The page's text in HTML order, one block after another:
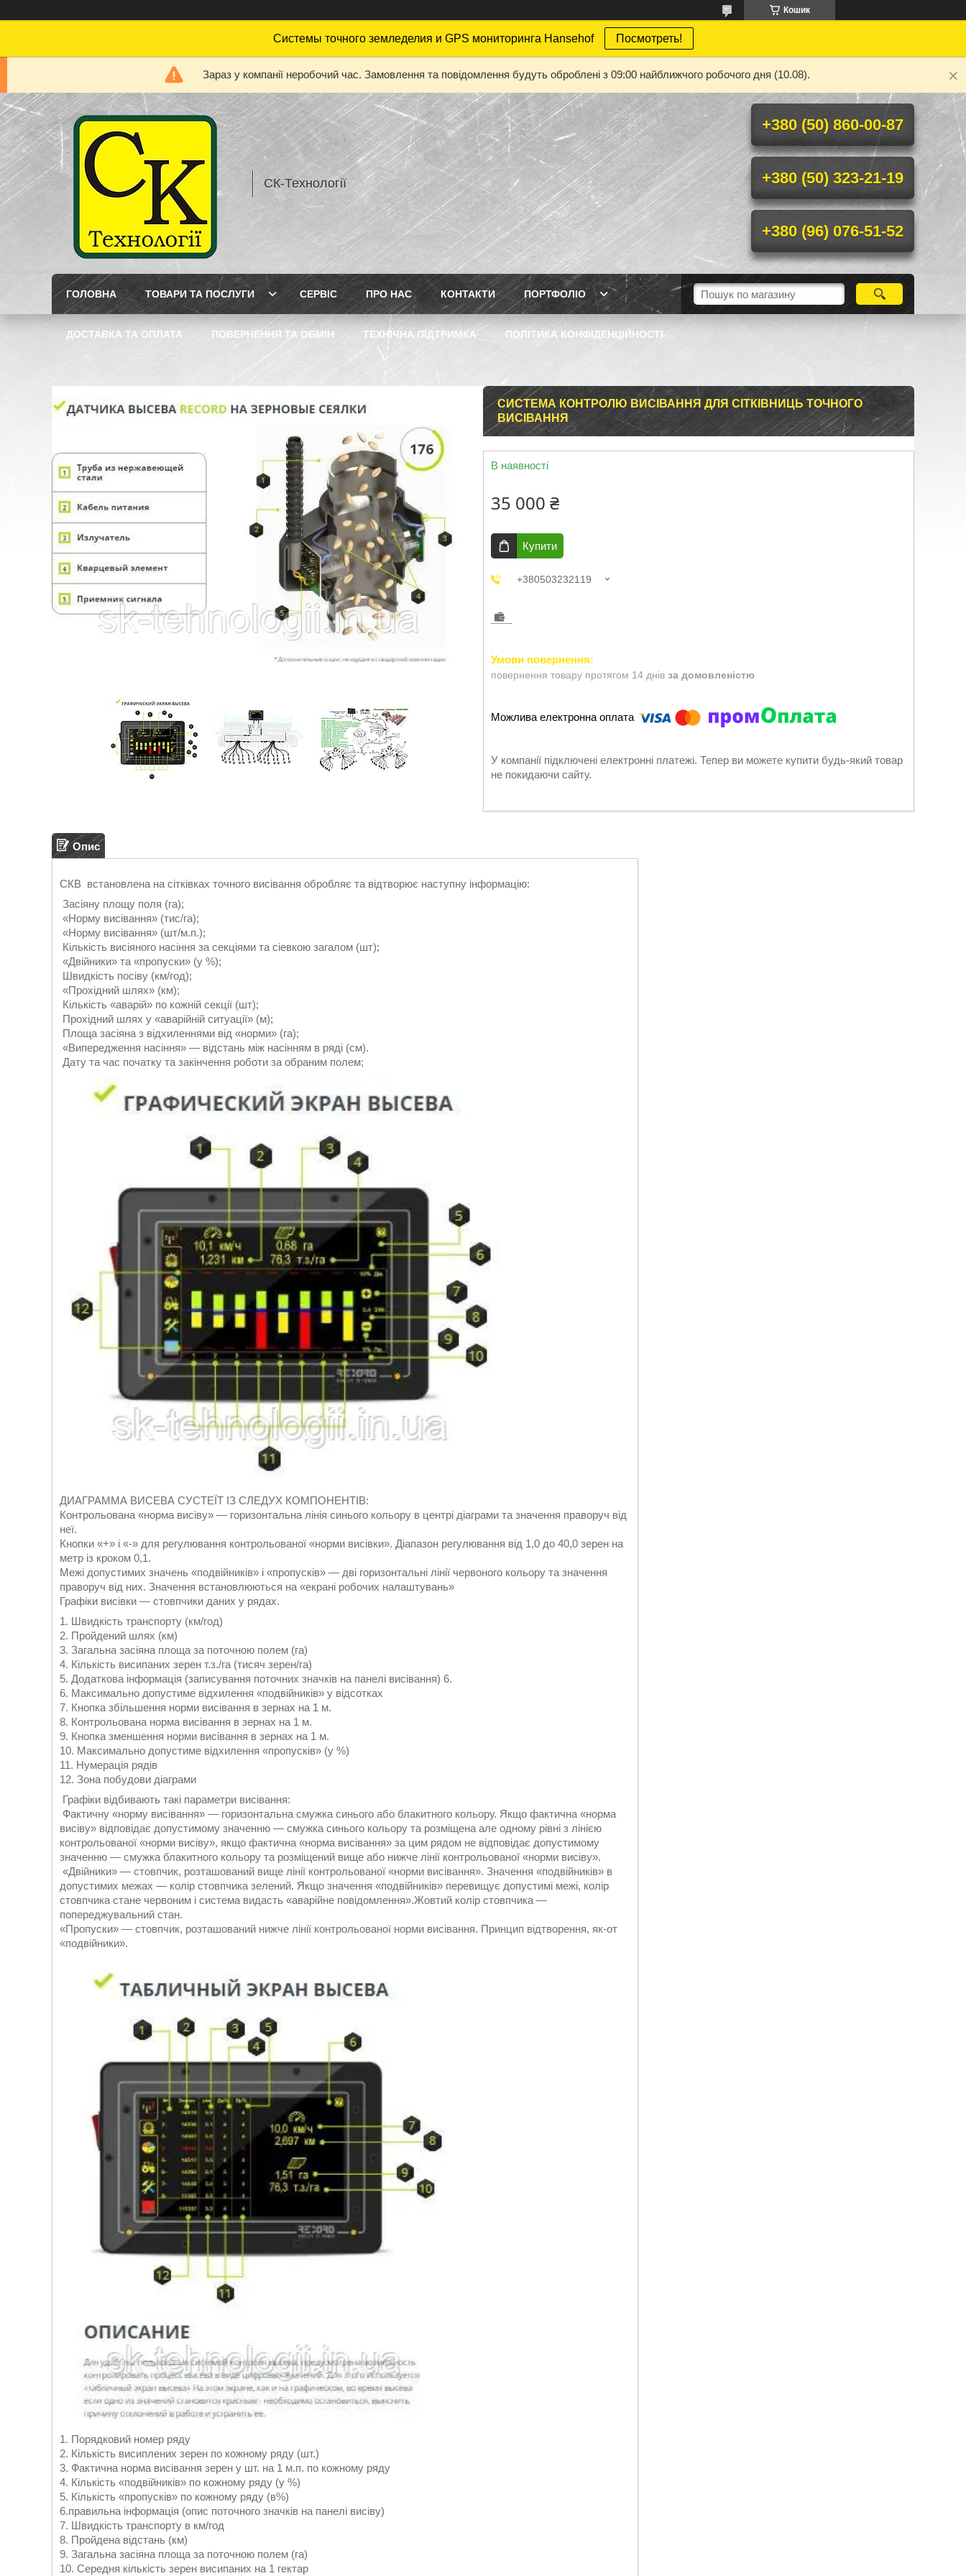
Кошик
Системы точного земледелия и GPS мониторинга Hansehof Посмотреть!
Зараз у компанії неробочий час. Замовлення та повідомлення будуть оброблені з 09:00 найближчого робочого дня (10.08).
СК-Технології
+380 (50) 860-00-87
+380 (50) 323-21-19
+380 (96) 076-51-52
ГОЛОВНА ТОВАРИ ТА ПОСЛУГИ СЕРВІС ПРО НАС КОНТАКТИ ПОРТФОЛІО
ДОСТАВКА ТА ОПЛАТА ПОВЕРНЕННЯ ТА ОБМІН ТЕХНІЧНА ПІДТРИМКА ПОЛІТИКА КОНФІДЕНЦІЙНОСТІ
СИСТЕМА КОНТРОЛЮ ВИСІВАННЯ ДЛЯ СІТКІВНИЦЬ ТОЧНОГО
ВИСІВАННЯ
В наявності
35 000 ₴
Купити
+380503232119
повернення товару протягом 14 днів за домовленістю
У компанії підключені електронні платежі. Тепер ви можете купити будь-який товар
не покидаючи сайту.
Опис
СКВ встановлена на сітківках точного висівання обробляє та відтворює наступну інформацію:
Засіяну площу поля (га);
«Норму висівання» (тис/га);
«Норму висівання» (шт/м.п.);
Кількість висіяного насіння за секціями та сіевкою загалом (шт);
«Двійники» та «пропуски» (у %);
Швидкість посіву (км/год);
«Прохідний шлях» (км);
Кількість «аварій» по кожній секції (шт);
Прохідний шлях у «аварійній ситуації» (м);
Площа засіяна з відхиленнями від «норми» (га);
«Випередження насіння» — відстань між насінням в ряді (см).
Дату та час початку та закінчення роботи за обраним полем;
ДИАГРАММА ВИСЕВА СУСТЕЇТ ІЗ СЛЕДУХ КОМПОНЕНТІВ:
Контрольована «норма висіву» — горизонтальна лінія синього кольору в центрі діаграми та значення праворуч від
неї.
Кнопки «+» і «-» для регулювання контрольованої «норми висівки». Діапазон регулювання від 1,0 до 40,0 зерен на
метр із кроком 0,1.
Межі допустимих значень «подвійників» і «пропусків» — дві горизонтальні лінії червоного кольору та значення
праворуч від них. Значення встановлюються на «екрані робочих налаштувань»
Графіки висівки — стовпчики даних у рядах.
1. Швидкість транспорту (км/год)
2. Пройдений шлях (км)
3. Загальна засіяна площа за поточною полем (га)
4. Кількість висипаних зерен т.з./га (тисяч зерен/га)
5. Додаткова інформація (записування поточних значків на панелі висівання) 6.
6. Максимально допустиме відхилення «подвійників» у відсотках
7. Кнопка збільшення норми висівання в зернах на 1 м.
8. Контрольована норма висівання в зернах на 1 м.
9. Кнопка зменшення норми висівання в зернах на 1 м.
10. Максимально допустиме відхилення «пропусків» (у %)
11. Нумерація рядів
12. Зона побудови діаграми
Графіки відбивають такі параметри висівання:
Фактичну «норму висівання» — горизонтальна смужка синього або блакитного кольору. Якщо фактична «норма
висіву» відповідає допустимому значенню — смужка синього кольору та розміщена але одному рівні з лінією
контрольованої «норми висіву», якщо фактична «норма висівання» за цим рядом не відповідає допустимому
значенню — смужка блакитного кольору та розміщений вище або нижче лінії контрольованої «норми висіву».
«Двійники» — стовпчик, розташований вище лінії контрольованої «норми висівання». Значення «подвійників» в
допустимих межах — колір стовпчика зелений. Якщо значення «подвійників» перевищує допустимі межі, колір
стовпчика стане червоним і система видасть «аварійне повідомлення».Жовтий колір стовпчика —
попереджувальний стан.
«Пропуски» — стовпчик, розташований нижче лінії контрольованої норми висівання. Принцип відтворення, як-от
«подвійники».
1. Порядковий номер ряду
2. Кількість висиплених зерен по кожному ряду (шт.)
3. Фактична норма висівання зерен у шт. на 1 м.п. по кожному ряду
4. Кількість «подвійників» по кожному ряду (у %)
5. Кількість «пропусків» по кожному ряду (в%)
6.правильна інформація (опис поточного значків на панелі висіву)
7. Швидкість транспорту в км/год
8. Пройдена відстань (км)
9. Загальна засіяна площа за поточною полем (га)
10. Середня кількість зерен висипаних на 1 гектар